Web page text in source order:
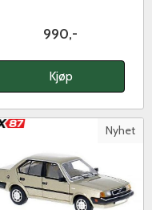
990,-
Kjøp
Nyhet